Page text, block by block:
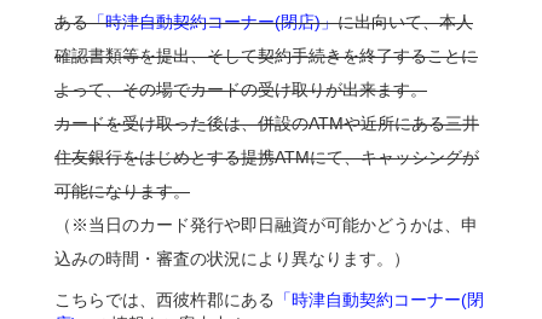
ある「時津自動契約コーナー(閉店)」に出向いて、本人
確認書類等を提出、そして契約手続きを終了することに
よって、その場でカードの受け取りが出来ます。
カードを受け取った後は、併設のATMや近所にある三井
住友銀行をはじめとする提携ATMにて、キャッシングが
可能になります。
（※当日のカード発行や即日融資が可能かどうかは、申
込みの時間・審査の状況により異なります。）
こちらでは、西彼杵郡にある
「時津自動契約コーナー(閉